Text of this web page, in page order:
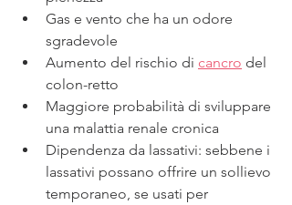
Gas e vento che ha un odore
sgradevole
Aumento del rischio di cancro del
colon-retto
Maggiore probabilità di sviluppare
una malattia renale cronica
Dipendenza da lassativi: sebbene i
lassativi possano offrire un sollievo
temporaneo, se usati per